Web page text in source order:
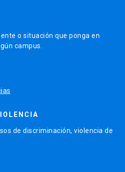
o situación que ponga en
campus.
de discriminación, violencia de